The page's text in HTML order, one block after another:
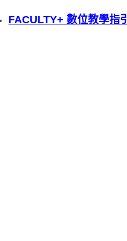
FACULTY+ 數位教學指引